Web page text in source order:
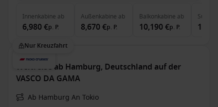
Innenkabine ab
6,980 €p. P.
Außenkabine ab
8,670 €p. P.
Balkonkabine ab
10,190 €p. P.
Suite
Nur Kreuzfahrt
Weltreise ab Hamburg, Deutschland auf der
VASCO DA GAMA
Ab Hamburg An Tokio